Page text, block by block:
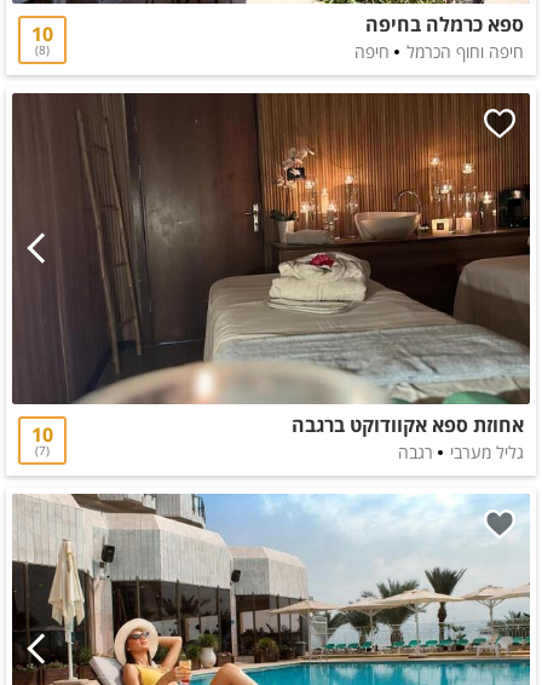
ספא כרמלה בחיפה
חיפה וחוף הכרמל חיפה
10
8
אחוזת ספא אקוודוקט ברגבה
גליל מערבי רגבה
10
7